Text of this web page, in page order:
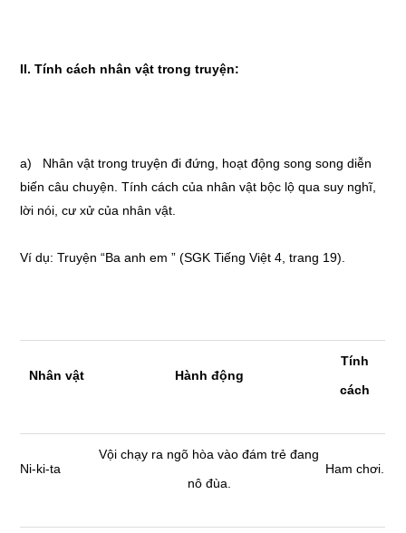
II. Tính cách nhân vật trong truyện:
a) Nhân vật trong truyện đi đứng, hoạt động song song diễn
biến câu chuyện. Tính cách của nhân vật bộc lộ qua suy nghĩ,
lời nói, cư xử của nhân vật.
Ví dụ: Truyện “Ba anh em ” (SGK Tiếng Việt 4, trang 19).
Nhân vật Hành động
Tính
cách
Ni-ki-ta
Vội chạy ra ngõ hòa vào đám trẻ đang
nô đùa.
Ham chơi.